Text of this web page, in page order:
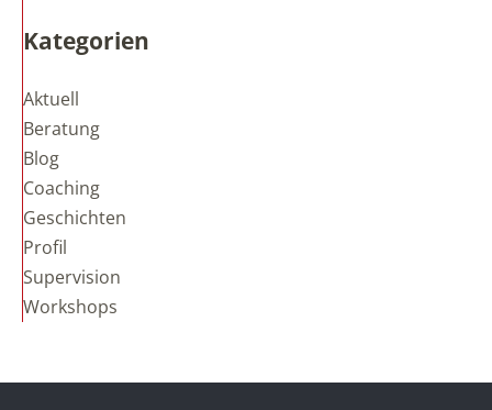
Kategorien
Aktuell
Beratung
Blog
Coaching
Geschichten
Profil
Supervision
Workshops